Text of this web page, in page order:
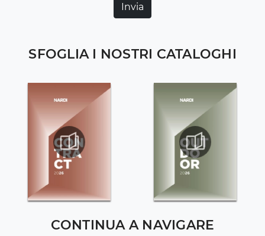
SFOGLIA I NOSTRI CATALOGHI
CONTINUA A NAVIGARE
Invia